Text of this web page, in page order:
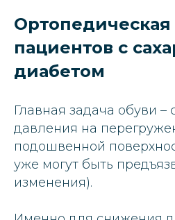
Ортопедическая
пациентов с
диабетом
Главная задача обуви –
давления на
подошвенной
уже могут быть
изменения).